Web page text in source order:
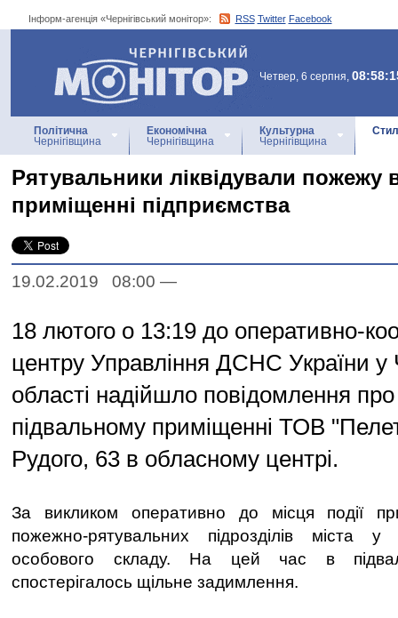
Інформ-агенція «Чернігівський монітор»: RSS Twitter Facebook
Інформ-агенція
«Чернігівський монітор»
Четвер, 6 серпня,
Політична
Чернігівщина
Економічна
Чернігівщина
Культурна
Чернігівщина
Рятувальники ліквідували пожежу
приміщенні підприємства
19.02.2019 08:00 —
18 лютого о 13:19 до оперативно-
центру Управління ДСНС України у
області надійшло повідомлення
підвальному приміщенні ТОВ
Рудого, 63 в обласному центрі.
За викликом оперативно до місця події
пожежно-рятувальних підрозділів міста
особового складу. На цей час в
спостерігалось щільне задимлення.